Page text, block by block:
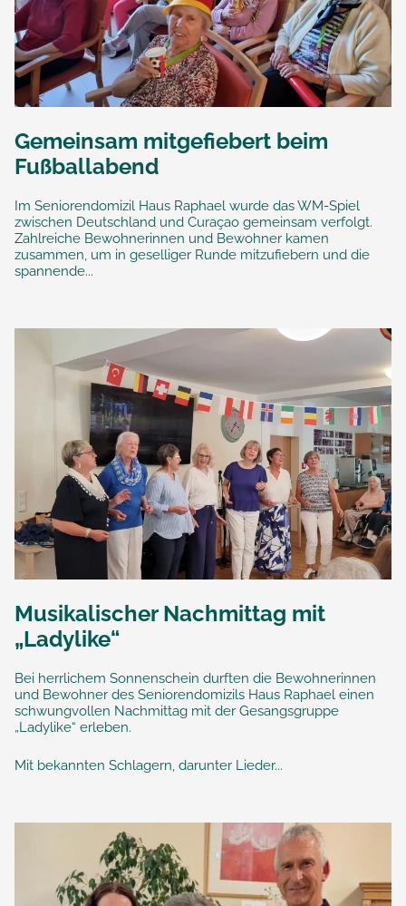
Gemeinsam mitgefiebert beim
Fußballabend
Im Seniorendomizil Haus Raphael wurde das WM-Spiel
zwischen Deutschland und Curaçao gemeinsam verfolgt.
Zahlreiche Bewohnerinnen und Bewohner kamen
zusammen, um in geselliger Runde mitzufiebern und die
spannende...
Musikalischer Nachmittag mit
„Ladylike“
Bei herrlichem Sonnenschein durften die Bewohnerinnen
und Bewohner des Seniorendomizils Haus Raphael einen
schwungvollen Nachmittag mit der Gesangsgruppe
„Ladylike“ erleben.
Mit bekannten Schlagern, darunter Lieder...